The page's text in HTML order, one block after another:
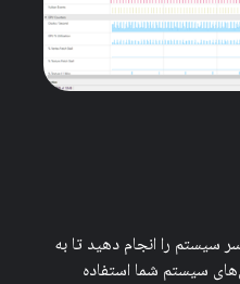
سیستم را انجام دهید تا به
سیستم شما استفاده